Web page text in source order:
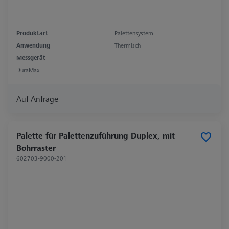
Produktart
Palettensystem
Anwendung
Thermisch
Messgerät
DuraMax
Auf Anfrage
Palette für Palettenzuführung Duplex, mit
Bohrraster
602703-9000-201